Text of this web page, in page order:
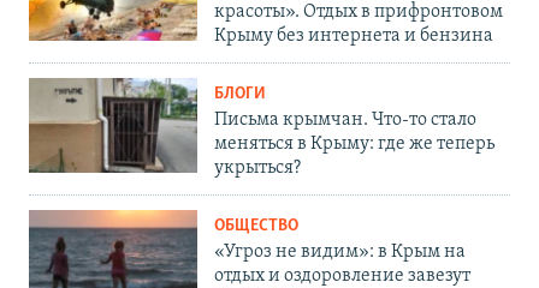
красоты». Отдых в прифронтовом
Крыму без интернета и бензина
БЛОГИ
Письма крымчан. Что-то стало
меняться в Крыму: где же теперь
укрыться?
ОБЩЕСТВО
«Угроз не видим»: в Крым на
отдых и оздоровление завезут